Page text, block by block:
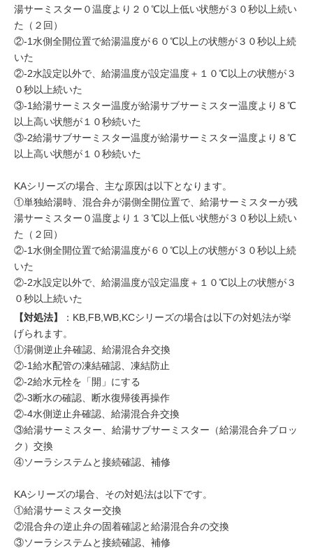
湯サーミスター０温度より２０℃以上低い状態が３０秒以上続い
た（２回）
②-1水側全開位置で給湯温度が６０℃以上の状態が３０秒以上続
いた
②-2水設定以外で、給湯温度が設定温度＋１０℃以上の状態が３
０秒以上続いた
③-1給湯サーミスター温度が給湯サブサーミスター温度より８℃
以上高い状態が１０秒続いた
③-2給湯サブサーミスター温度が給湯サーミスター温度より８℃
以上高い状態が１０秒続いた
KAシリーズの場合、主な原因は以下となります。
①単独給湯時、混合弁が湯側全開位置で、給湯サーミスターが残
湯サーミスター０温度より１３℃以上低い状態が３０秒以上続い
た（２回）
②-1水側全開位置で給湯温度が６０℃以上の状態が３０秒以上続
いた
②-2水設定以外で、給湯温度が設定温度＋１０℃以上の状態が３
０秒以上続いた
【対処法】
：KB,FB,WB,KCシリーズの場合は以下の対処法が挙
げられます。
①湯側逆止弁確認、給湯混合弁交換
②-1給水配管の凍結確認、凍結防止
②-2給水元栓を「開」にする
②-3断水の確認、断水復帰後再操作
②-4水側逆止弁確認、給湯混合弁交換
③給湯サーミスター、給湯サブサーミスター（給湯混合弁ブロッ
ク）交換
④ソーラシステムと接続確認、補修
KAシリーズの場合、その対処法は以下です。
①給湯サーミスター交換
②混合弁の逆止弁の固着確認と給湯混合弁の交換
③ソーラシステムと接続確認、補修